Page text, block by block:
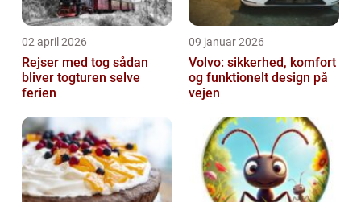
02 april 2026
Rejser med tog sådan
bliver togturen selve
ferien
09 januar 2026
Volvo: sikkerhed, komfort
og funktionelt design på
vejen